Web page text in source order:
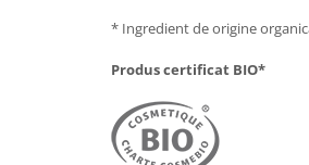
* Ingredient de origine
Produs certificat BIO*